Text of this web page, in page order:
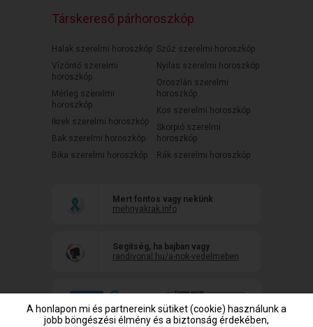
Társkereső párhoroszkóp
Halak szerelmi horoszkóp
Vízöntő szerelmi
horoszkóp
Mérleg szerelmi
horoszkóp
Ikrek szerelmi horoszkóp
Bak szerelmi horoszkóp
Bika szerelmi horoszkóp
Szűz szerelmi horoszkóp
Nyilas szerelmi horoszkóp
Oroszlán szerelmi
horoszkóp
Kos szerelmi horoszkóp
Skorpió szerelmi
horoszkóp
Rák szerelmi horoszkóp
Mert fontos vagy nekünk
mehnyakrak.info
Segítség, ha bajban vagy
randivonal.hu/a-nok-vedelmeben
A honlapon mi és partnereink sütiket (cookie) használunk a
jobb böngészési élmény és a biztonság érdekében,